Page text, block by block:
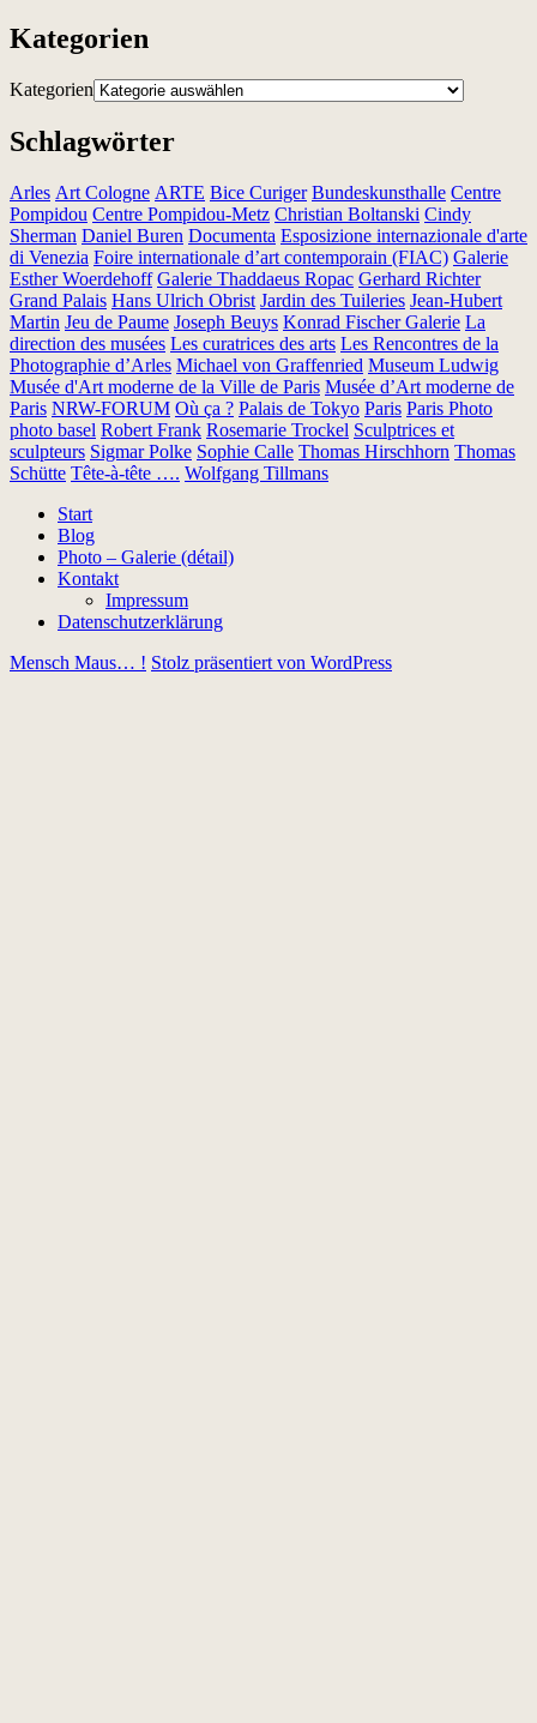
Kategorien
Kategorien
Schlagwörter
Arles Art Cologne ARTE Bice Curiger Bundeskunsthalle Centre
Pompidou Centre Pompidou-Metz Christian Boltanski Cindy
Sherman Daniel Buren Documenta Esposizione internazionale d'arte
di Venezia Foire internationale d’art contemporain (FIAC) Galerie
Esther Woerdehoff Galerie Thaddaeus Ropac Gerhard Richter
Grand Palais Hans Ulrich Obrist Jardin des Tuileries Jean-Hubert
Martin Jeu de Paume Joseph Beuys Konrad Fischer Galerie La
direction des musées Les curatrices des arts Les Rencontres de la
Photographie d’Arles Michael von Graffenried Museum Ludwig
Musée d'Art moderne de la Ville de Paris Musée d’Art moderne de
Paris NRW-FORUM Où ça ? Palais de Tokyo Paris Paris Photo
photo basel Robert Frank Rosemarie Trockel Sculptrices et
sculpteurs Sigmar Polke Sophie Calle Thomas Hirschhorn Thomas
Schütte Tête-à-tête …. Wolfgang Tillmans
Start
Blog
Photo – Galerie (détail)
Kontakt
Impressum
Datenschutzerklärung
Mensch Maus… ! Stolz präsentiert von WordPress